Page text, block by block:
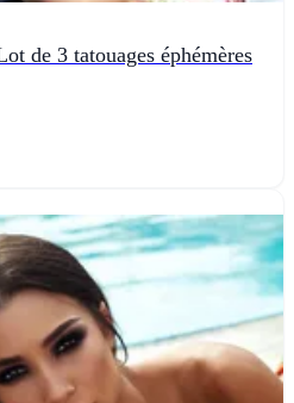
de 3 tatouages éphémères